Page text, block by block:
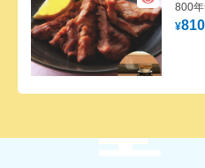
¥810
800年